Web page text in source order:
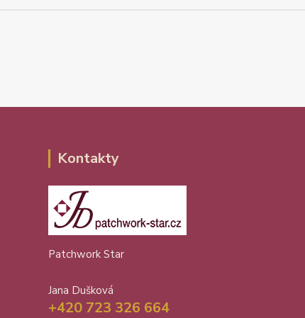
Kontakty
Patchwork Star
Jana Dušková
+420 723 326 664